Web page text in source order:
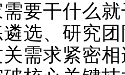
要干什么
选、研究
需求紧密